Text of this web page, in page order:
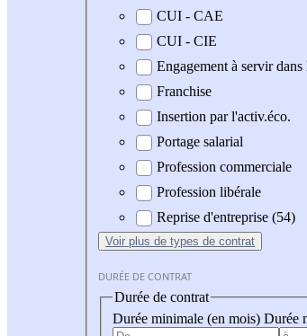
CUI - CAE
CUI - CIE
Engagement à servir dans
Franchise
Insertion par l'activ.éco.
Portage salarial
Profession commerciale
Profession libérale
Reprise d'entreprise (54)
Voir plus de types de contrat
DURÉE DE CONTRAT
Durée de contrat
Durée minimale (en mois) Durée